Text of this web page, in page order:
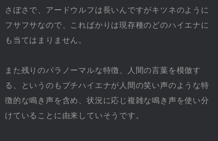
さぼさで、アードウルフは長いんですがキツネのように
フサフサなので、こればかりは現存種のどのハイエナに
も当てはまりません。
また残りのパラノーマルな特徴、人間の言葉を模倣す
る、というのもブチハイエナが人間の笑い声のような特
徴的な鳴き声を含め、状況に応じ複雑な鳴き声を使い分
けていることに由来していそうです。